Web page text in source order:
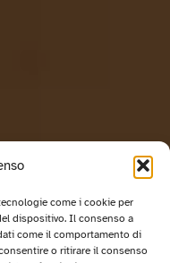
come i cookie per
dispositivo. Il consenso a
come il comportamento di
o ritirare il consenso